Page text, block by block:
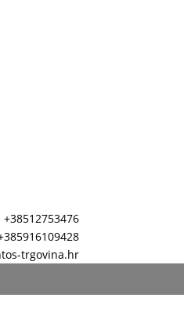
+38512753476
trgovina.hr